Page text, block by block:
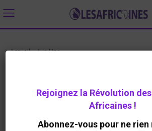
Accueil A la Une
prend la tête de la
Rejoignez la Révolution
Africaines !
Abonnez-vous pour ne rien